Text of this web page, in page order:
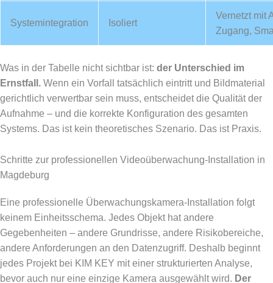
Systemintegration Isoliert
Vernetzt mit
Zugang,
Was in der Tabelle nicht sichtbar ist: der Unterschied im
Ernstfall. Wenn ein Vorfall tatsächlich eintritt und Bildmaterial
gerichtlich verwertbar sein muss, entscheidet die Qualität der
Aufnahme – und die korrekte Konfiguration des gesamten
Systems. Das ist kein theoretisches Szenario. Das ist Praxis.
Schritte zur professionellen Videoüberwachung-Installation in
Magdeburg
Eine professionelle Überwachungskamera-Installation folgt
keinem Einheitsschema. Jedes Objekt hat andere
Gegebenheiten – andere Grundrisse, andere Risikobereiche,
andere Anforderungen an den Datenzugriff. Deshalb beginnt
jedes Projekt bei KIM KEY mit einer strukturierten Analyse,
bevor auch nur eine einzige Kamera ausgewählt wird. Der